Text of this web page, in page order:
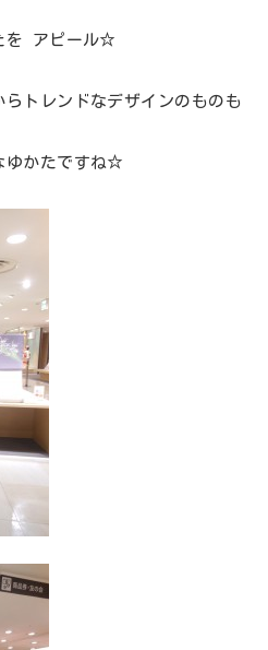
を アピール☆
トレンドなデザインのものも
ゆかたですね☆